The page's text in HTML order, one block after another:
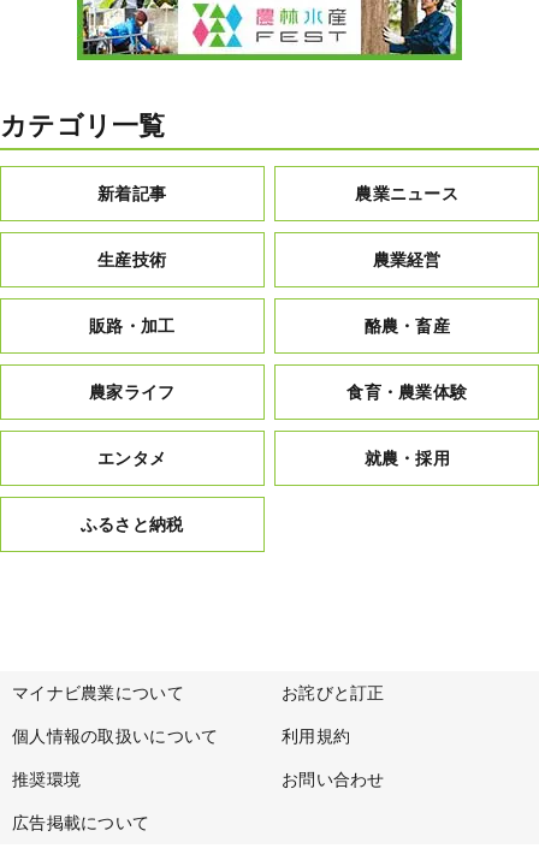
カテゴリ一覧
新着記事 農業ニュース
生産技術 農業経営
販路・加工 酪農・畜産
農家ライフ 食育・農業体験
エンタメ 就農・採用
ふるさと納税
マイナビ農業について お詫びと訂正
個人情報の取扱いについて 利用規約
推奨環境 お問い合わせ
広告掲載について